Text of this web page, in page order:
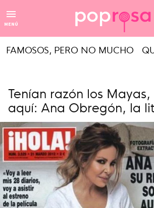
MENÚ
FAMOSOS, PERO NO MUCHO
Tenían razón los
aquí: Ana Obregón, la